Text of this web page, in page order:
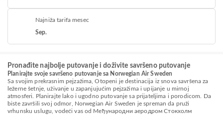
Najniža tarifa mesec
Sep.
Pronađite najbolje putovanje i doživite savršeno putovanje
Planirajte svoje savršeno putovanje sa Norwegian Air Sweden
Sa svojim prekrasnim pejzažima, Otopeni je destinacija iz snova savršena za
ležerne šetnje, uživanje u zapanjujućim pejzažima i upijanje u mirnoj
atmosferi. Planirajte lako i ugodno putovanje sa prijateljima i porodicom. Da
biste završili svoj odmor, Norwegian Air Sweden je spreman da pruži
vrhunsku uslugu, vodeći vas od Међународни аеродром Стокхолм